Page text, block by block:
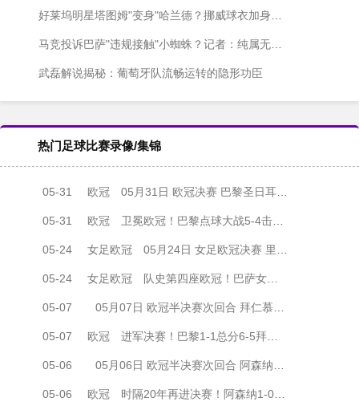
好莱坞明星塔图姆"变身"哈兰德？挪威球衣加身引爆世界杯看台
马竞投诉巴萨"违规接触"小蜘蛛？记者：纯属无稽之谈
武磊解说揭秘：葡萄牙队流畅运转的隐形功臣
热门足球比赛录像/集锦
05-31 欧冠 05月31日 欧冠决赛 巴黎圣日耳曼vs阿森纳 全场录像
05-31 欧冠 卫冕欧冠！巴黎点球大战5-4击败阿森纳夺冠 加布里埃尔、埃泽失点
05-24 女足欧冠 05月24日 女足欧冠决赛 里昂女足vs巴塞罗那女足 全场录像
05-24 女足欧冠 队史第四座欧冠！巴萨女足4-0里昂女足 帕乔尔萨尔玛均两射一传
05-07 05月07日 欧冠半决赛次回合 拜仁慕尼黑vs巴黎圣日耳曼 全场录像
05-07 欧冠 进军决赛！巴黎1-1总分6-5拜仁将战阿森纳 登贝莱闪击凯恩破门
05-06 05月06日 欧冠半决赛次回合 阿森纳vs马德里竞技 全场录像
05-06 欧冠 时隔20年再进决赛！阿森纳1-0马竞总比分2-1晋级 萨卡制胜